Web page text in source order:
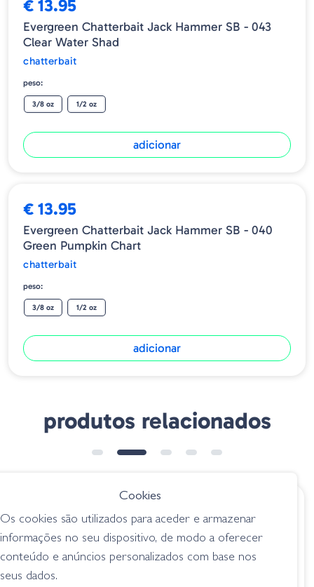
€ 13.95
Evergreen Chatterbait Jack Hammer SB - 043
Clear Water Shad
chatterbait
peso:
3/8 oz 1/2 oz
adicionar
€ 13.95
Evergreen Chatterbait Jack Hammer SB - 040
Green Pumpkin Chart
chatterbait
peso:
3/8 oz 1/2 oz
adicionar
produtos relacionados
€ 11.99
AGR Baits
Chatterbait Goliat -
Special White
chatterbait
OSP Chatterbait
Metal Blade Jig -
BJ30 Black
Cookies
Os cookies são utilizados para aceder e armazenar
informações no seu dispositivo, de modo a oferecer
conteúdo e anúncios personalizados com base nos
seus dados.